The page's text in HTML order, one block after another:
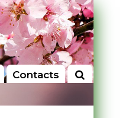
Contacts